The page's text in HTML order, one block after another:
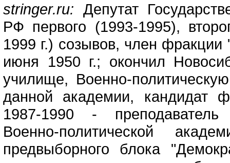
stringer.ru: Депутат
РФ первого (1993-1995),
1999 г.) созывов, член
июня 1950 г.; окончил
училище, Военно-
данной академии, кандидат
1987-1990 - преподаватель
Военно-политической
предвыборного блока